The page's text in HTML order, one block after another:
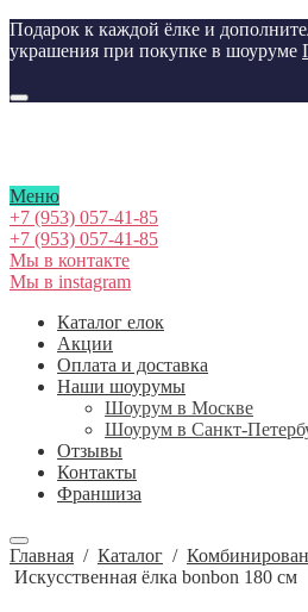
Подарок к каждой ёлке и
украшения при покупке в шоуруме
Меню
+7 (953) 057-41-85
+7 (953) 057-41-85
Мы в контакте
Мы в instagram
Каталог елок
Акции
Оплата и доставка
Наши шоурумы
Шоурум в Москве
Шоурум в Cанкт-
Отзывы
Контакты
Франшиза
Главная / Каталог /
Искусственная ёлка bonbon 180 см